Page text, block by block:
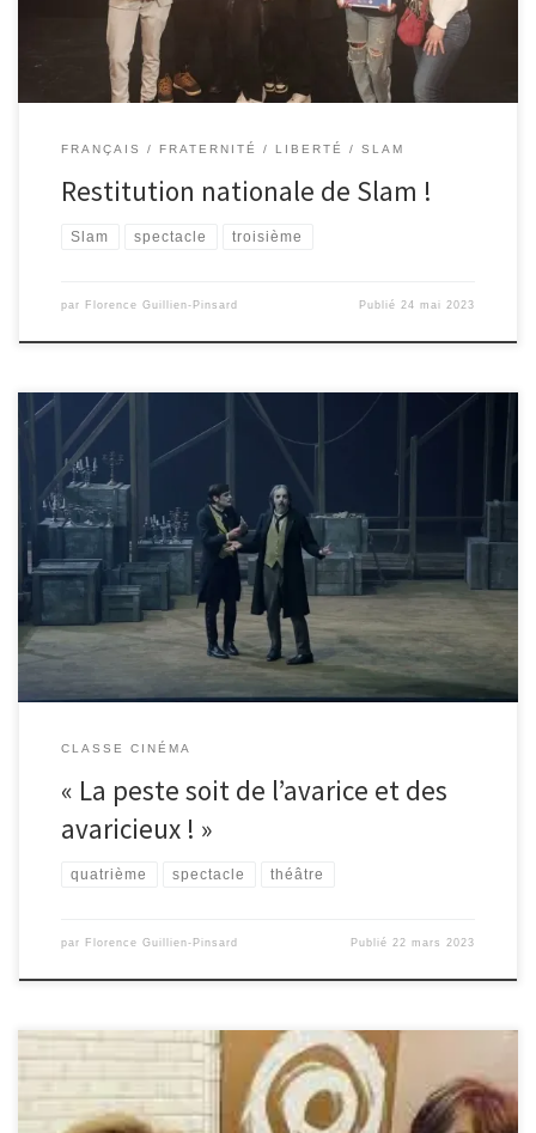
FRANÇAIS FRATERNITÉ LIBERTÉ SLAM
Restitution nationale de Slam !
Slam spectacle troisième
par Florence Guillien-Pinsard Publié24 mai 2023
Mercredi 15 mars à 19h30, malgré la grève, les 4ème1 ont pu se rendre
de manière autonome au théâtre de Sénart pour leur quatrième et
dernier spectacle sélectionné dans leur très riche année scolaire. Il
s’agissait de la célèbre pièce de Molière, L’Avare, mise en scène par
Benoît Lambert. Les […]
CLASSE CINÉMA
« La peste soit de l’avarice et des
avaricieux ! »
quatrième spectacle théâtre
par Florence Guillien-Pinsard Publié22 mars 2023